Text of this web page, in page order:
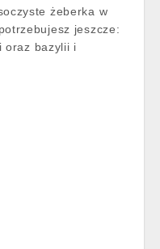
żeberka w
jeszcze:
oraz bazylii i